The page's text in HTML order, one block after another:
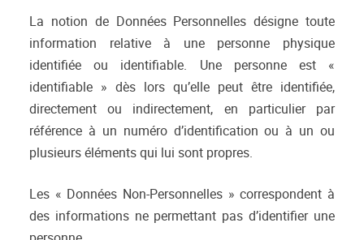
La notion de Données Personnelles désigne toute
information relative à une personne physique
identifiée ou identifiable. Une personne est «
identifiable » dès lors qu’elle peut être identifiée,
directement ou indirectement, en particulier par
référence à un numéro d’identification ou à un ou
plusieurs éléments qui lui sont propres.
Les « Données Non-Personnelles » correspondent à
des informations ne permettant pas d’identifier une